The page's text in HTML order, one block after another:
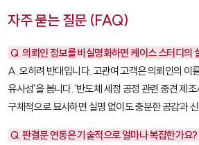
자주 묻는 질문 (FAQ)
Q. 의뢰인 정보를 비실명화하면 케이스 스터디의
A. 오히려 반대입니다. 고관여 고객은 의뢰인의 이
유사성'을 봅니다. '반도체 세정 공정 관련 중견 제
구체적으로 묘사하면 실명 없이도 충분한 공감과
Q. 판결문 연동은 기술적으로 얼마나 복잡한가요?